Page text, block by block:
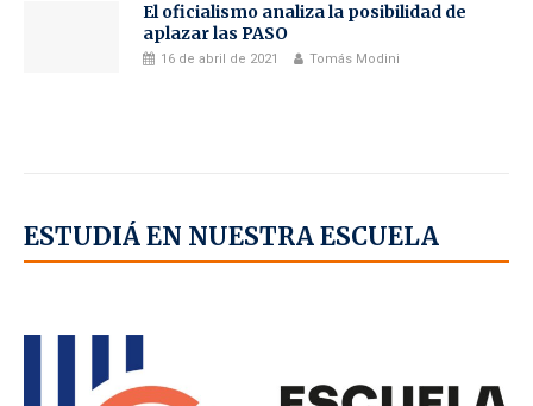
El oficialismo analiza la posibilidad de
aplazar las PASO
16 de abril de 2021 Tomás Modini
ESTUDIÁ EN NUESTRA ESCUELA